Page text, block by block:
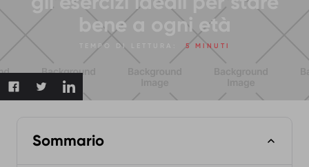
bene a ogni età
TEMPO DI LETTURA: 5 MINUTI
Sommario